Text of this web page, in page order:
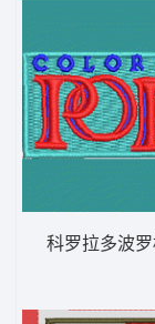
科罗拉多波